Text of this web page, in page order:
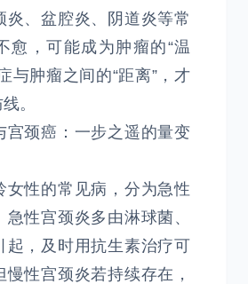
炎、盆腔炎、阴道炎等常
愈，可能成为肿瘤的“温
与肿瘤之间的“距离”，才
。
宫颈癌：一步之遥的量变
女性的常见病，分为急性
性宫颈炎多由淋球菌、
起，及时用抗生素治疗可
性宫颈炎若持续存在，